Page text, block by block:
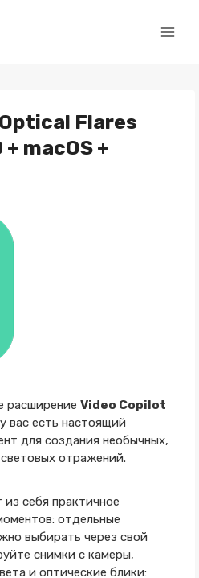
Flares
macOS +
расширение Video Copilot
вас есть настоящий
для создания необычных,
отражений.
себя практичное
отдельные
выбирать через свой
снимки с камеры,
и оптические блики: